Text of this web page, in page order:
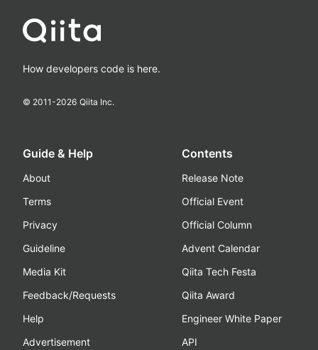
How developers code is here.
© 2011-2026 Qiita Inc.
Guide & Help
About
Terms
Privacy
Guideline
Media Kit
Feedback/Requests
Help
Advertisement
Contents
Release Note
Official Event
Official Column
Advent Calendar
Qiita Tech Festa
Qiita Award
Engineer White Paper
API